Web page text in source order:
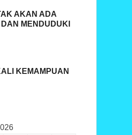
AKAN ADA
MENDUDUKI
KEMAMPUAN